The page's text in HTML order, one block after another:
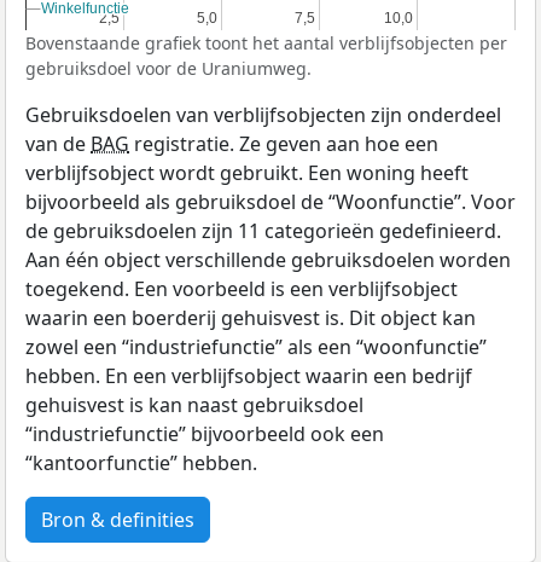
2,5
2,5 5,0
5,0 7,5
7,5 10,0
10,0
Winkelfunctie
Winkelfunctie
Bovenstaande grafiek toont het aantal verblijfsobjecten per
gebruiksdoel voor de Uraniumweg.
Gebruiksdoelen van verblijfsobjecten zijn onderdeel
van de BAG registratie. Ze geven aan hoe een
verblijfsobject wordt gebruikt. Een woning heeft
bijvoorbeeld als gebruiksdoel de “Woonfunctie”. Voor
de gebruiksdoelen zijn 11 categorieën gedefinieerd.
Aan één object verschillende gebruiksdoelen worden
toegekend. Een voorbeeld is een verblijfsobject
waarin een boerderij gehuisvest is. Dit object kan
zowel een “industriefunctie” als een “woonfunctie”
hebben. En een verblijfsobject waarin een bedrijf
gehuisvest is kan naast gebruiksdoel
“industriefunctie” bijvoorbeeld ook een
“kantoorfunctie” hebben.
Bron & definities